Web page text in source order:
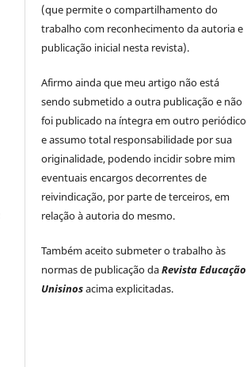
(que permite o compartilhamento do
trabalho com reconhecimento da autoria e
publicação inicial nesta revista).
Afirmo ainda que meu artigo não está
sendo submetido a outra publicação e não
foi publicado na íntegra em outro periódico
e assumo total responsabilidade por sua
originalidade, podendo incidir sobre mim
eventuais encargos decorrentes de
reivindicação, por parte de terceiros, em
relação à autoria do mesmo.
Também aceito submeter o trabalho às
normas de publicação daRevista Educação
Unisinosacima explicitadas.